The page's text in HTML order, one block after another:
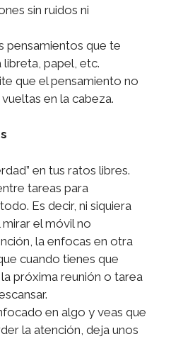
sin ruidos ni
pensamientos que te
libreta, papel, etc.
que el pensamiento no
en la cabeza.
en tus ratos libres.
tareas para
Es decir, ni siquiera
el móvil no
la enfocas en otra
cuando tienes que
próxima reunión o tarea
en algo y veas que
la atención, deja unos